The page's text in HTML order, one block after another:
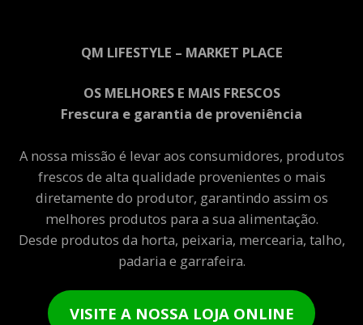
QM LIFESTYLE – MARKET PLACE
OS MELHORES E MAIS FRESCOS
Frescura e garantia de proveniência
A nossa missão é levar aos consumidores, produtos
frescos de alta qualidade provenientes o mais
diretamente do produtor, garantindo assim os
melhores produtos para a sua alimentação.
Desde produtos da horta, peixaria, mercearia, talho,
padaria e garrafeira.
VISITE A NOSSA LOJA ONLINE